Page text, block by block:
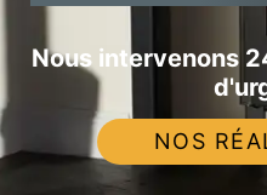
Nous intervenons
NOS